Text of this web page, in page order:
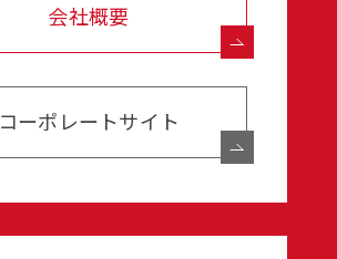
会社概要
コーポレートサイト